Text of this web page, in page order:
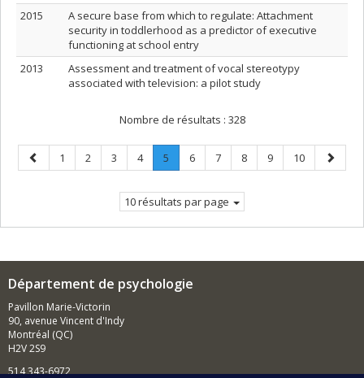
2015
A secure base from which to regulate: Attachment
security in toddlerhood as a predictor of executive
functioning at school entry
2013
Assessment and treatment of vocal stereotypy
associated with television: a pilot study
Nombre de résultats : 328
Page
précédente
Page
1 Page
2 Page
3 Page
4 Page
5
Page
Page
6 Page
7 Page
8 Page
9 Page
10
Page
10 résultats par page
Département de psychologie
Pavillon Marie-Victorin
90, avenue Vincent d'Indy
Montréal (QC)
H2V 2S9
514 343-6972